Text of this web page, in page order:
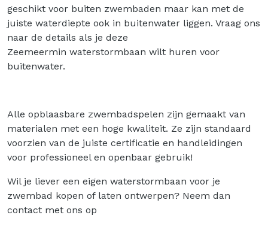
geschikt voor buiten zwembaden maar kan met de
juiste waterdiepte ook in buitenwater liggen. Vraag ons
naar de details als je deze
Zeemeermin waterstormbaan wilt huren voor
buitenwater.
Alle opblaasbare zwembadspelen zijn gemaakt van
materialen met een hoge kwaliteit. Ze zijn standaard
voorzien van de juiste certificatie en handleidingen
voor professioneel en openbaar gebruik!
Wil je liever een eigen waterstormbaan voor je
zwembad kopen of laten ontwerpen? Neem dan
contact met ons op